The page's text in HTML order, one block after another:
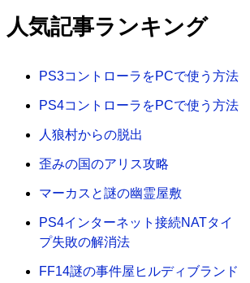
象
:人気記事ランキング
PS3コントローラをPCで使う方法
PS4コントローラをPCで使う方法
人狼村からの脱出
歪みの国のアリス攻略
マーカスと謎の幽霊屋敷
PS4インターネット接続NATタイ
プ失敗の解消法
FF14謎の事件屋ヒルディブランド